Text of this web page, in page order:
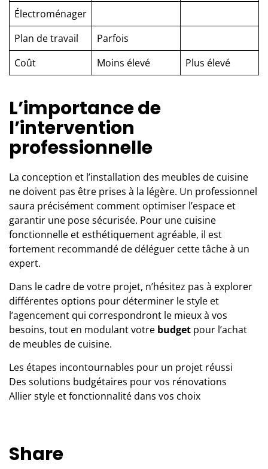
Électroménager
Plan de travail
Parfois
Coût
Moins élevé Plus élevé
L’importance de
l’intervention
professionnelle
La conception et l’installation des meubles de cuisine
ne doivent pas être prises à la légère. Un professionnel
saura précisément comment optimiser l’espace et
garantir une pose sécurisée. Pour une cuisine
fonctionnelle et esthétiquement agréable, il est
fortement recommandé de déléguer cette tâche à un
expert.
Dans le cadre de votre projet, n’hésitez pas à explorer
différentes options pour déterminer le style et
l’agencement qui correspondront le mieux à vos
besoins, tout en modulant votre budget pour l’achat
de meubles de cuisine.
Les étapes incontournables pour un projet réussi
Des solutions budgétaires pour vos rénovations
Allier style et fonctionnalité dans vos choix
Share